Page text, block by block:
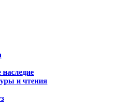
и чтения